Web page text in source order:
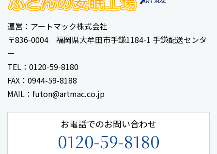
運営：アートマック株式会社
〒836-0004 福岡県大牟田市手鎌1184-1 手鎌配送センタ
ー
TEL：0120-59-8180
FAX：0944-59-8188
MAIL：futon@artmac.co.jp
お電話でのお問い合わせ
0120-59-8180